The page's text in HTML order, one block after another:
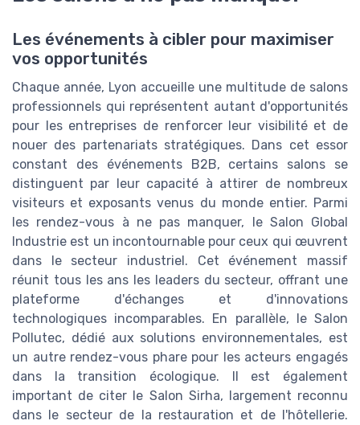
Les événements à cibler pour maximiser
vos opportunités
Chaque année, Lyon accueille une multitude de salons
professionnels qui représentent autant d'opportunités
pour les entreprises de renforcer leur visibilité et de
nouer des partenariats stratégiques. Dans cet essor
constant des événements B2B, certains salons se
distinguent par leur capacité à attirer de nombreux
visiteurs et exposants venus du monde entier. Parmi
les rendez-vous à ne pas manquer, le Salon Global
Industrie est un incontournable pour ceux qui œuvrent
dans le secteur industriel. Cet événement massif
réunit tous les ans les leaders du secteur, offrant une
plateforme d'échanges et d'innovations
technologiques incomparables. En parallèle, le Salon
Pollutec, dédié aux solutions environnementales, est
un autre rendez-vous phare pour les acteurs engagés
dans la transition écologique. Il est également
important de citer le Salon Sirha, largement reconnu
dans le secteur de la restauration et de l'hôtellerie.